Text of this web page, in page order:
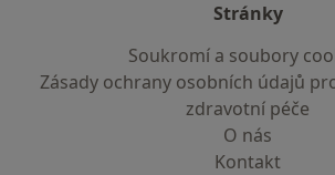
Stránky
Soukromí a soubory
Zásady ochrany osobních údajů
zdravotní péče
O nás
Kontakt